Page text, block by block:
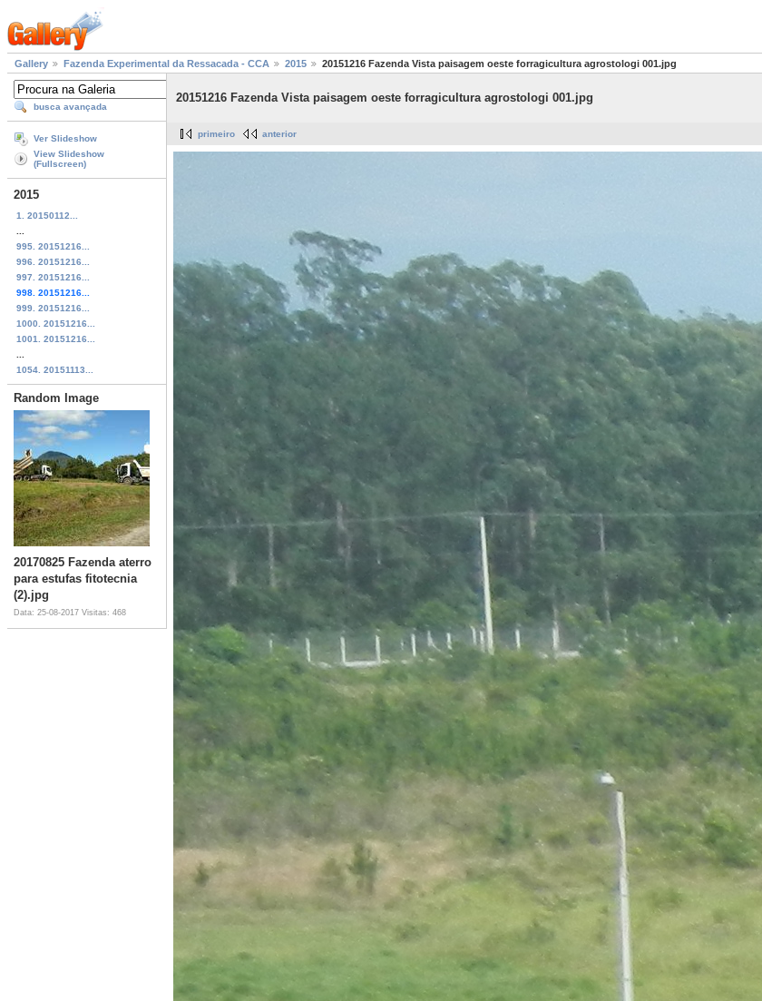
Gallery Fazenda Experimental da Ressacada - CCA 2015 20151216 Fazenda Vista paisagem oeste forragicultura agrostologi 001.jpg
busca avançada
Ver Slideshow
View Slideshow
(Fullscreen)
2015
1. 20150112...
995. 20151216...
996. 20151216...
997. 20151216...
998. 20151216...
999. 20151216...
1000. 20151216...
1001. 20151216...
1054. 20151113...
Random Image
20170825 Fazenda aterro
para estufas fitotecnia
(2).jpg
Data: 25-08-2017 Visitas: 468
20151216 Fazenda Vista paisagem oeste forragicultura agrostologi 001.jpg
primeiro anterior